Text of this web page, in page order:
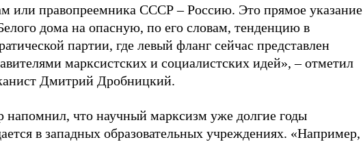
или правопреемника СССР – Россию. Это прямое указание
дома на опасную, по его словам, тенденцию в
партии, где левый фланг сейчас представлен
марксистских и социалистских идей», – отметил
Дмитрий Дробницкий.
напомнил, что научный марксизм уже долгие годы
в западных образовательных учреждениях. «Например,